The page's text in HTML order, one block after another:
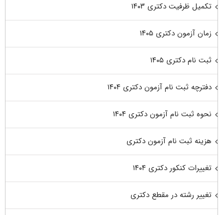
تکمیل ظرفیت دکتری ۱۴۰۳
زمان آزمون دکتری ۱۴۰۵
ثبت نام دکتری ۱۴۰۵
دفترچه ثبت نام آزمون دکتری ۱۴۰۴
نحوه ثبت نام آزمون دکتری ۱۴۰۴
هزینه ثبت نام آزمون دکتری
تغییرات کنکور دکتری ۱۴۰۴
تغییر رشته در مقطع دکتری